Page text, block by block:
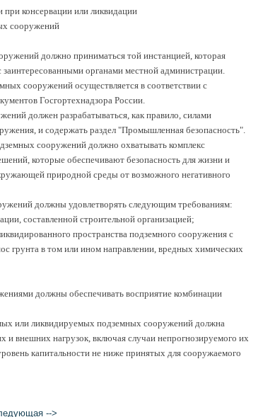
при консервации или ликвидации
сооружений
должно приниматься той инстанцией, которая
органами местной администрации.
сооружений осуществляется в соответствии с
Госгортехнадзора России.
должен разрабатываться, как правило, силами
и содержать раздел "Промышленная безопасность".
сооружений должно охватывать комплекс
которые обеспечивают безопасность для жизни и
природной среды от возможного негативного
должны удовлетворять следующим требованиям:
составленной строительной организацией;
пространства подземного сооружения с
грунта в том или ином направлении, вредных химических
должны обеспечивать восприятие комбинации
или ликвидируемых подземных сооружений должна
и внешних нагрузок, включая случаи непрогнозируемого их
капитальности не ниже принятых для сооружаемого
-->